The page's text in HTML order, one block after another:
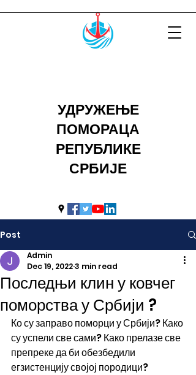
УДРУЖЕЊЕ
ПОМОРАЦА
РЕПУБЛИКЕ
СРБИЈЕ
uprs2014@hotmail.com
Post
Последњи клин у ковчег
поморства у Србији ?
Admin
Dec 19, 20223 min read
Ко су заправо поморци у Србији? Како
су успели све сами? Како прелазе све
препреке да би обезбедили
егзистенцију својој породици?